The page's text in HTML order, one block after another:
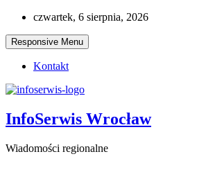
Skip
content
czwartek, 6 sierpnia, 2026
Responsive Menu
Kontakt
InfoSerwis Wrocław
Wiadomości regionalne